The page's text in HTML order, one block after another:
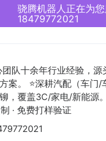
骁腾机器人正在为
18479772021
队十余年行业经验，源
案。 ⭐深耕汽配（车门/
，覆盖3C/家电/新能源。
· 免费打样验证